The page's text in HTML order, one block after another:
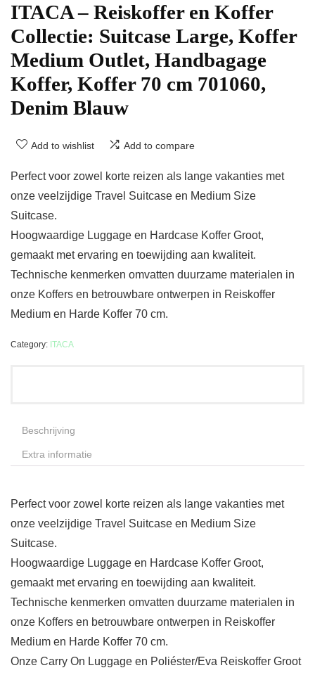
ITACA – Reiskoffer en Koffer
Collectie: Suitcase Large, Koffer
Medium Outlet, Handbagage
Koffer, Koffer 70 cm 701060,
Denim Blauw
Add to wishlist Add to compare
Perfect voor zowel korte reizen als lange vakanties met
onze veelzijdige Travel Suitcase en Medium Size
Suitcase.
Hoogwaardige Luggage en Hardcase Koffer Groot,
gemaakt met ervaring en toewijding aan kwaliteit.
Technische kenmerken omvatten duurzame materialen in
onze Koffers en betrouwbare ontwerpen in Reiskoffer
Medium en Harde Koffer 70 cm.
Category: ITACA
Beschrijving
Extra informatie
Perfect voor zowel korte reizen als lange vakanties met
onze veelzijdige Travel Suitcase en Medium Size
Suitcase.
Hoogwaardige Luggage en Hardcase Koffer Groot,
gemaakt met ervaring en toewijding aan kwaliteit.
Technische kenmerken omvatten duurzame materialen in
onze Koffers en betrouwbare ontwerpen in Reiskoffer
Medium en Harde Koffer 70 cm.
Onze Carry On Luggage en Poliéster/Eva Reiskoffer Groot